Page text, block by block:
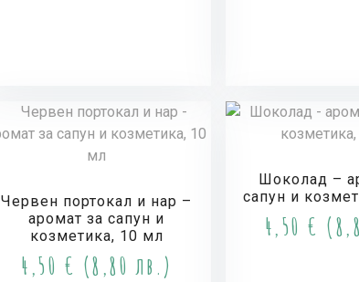
Червен портокал и нар –
аромат за сапун и
козметика, 10 мл
4,50 € (8,80 лв.)
Шоколад –
сапун и
4,50 €